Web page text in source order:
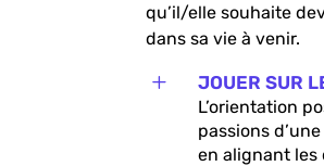
qu’il/elle souhaite
dans sa vie à venir.
L JOUER SUR
L’orientation
passions
en alignant les